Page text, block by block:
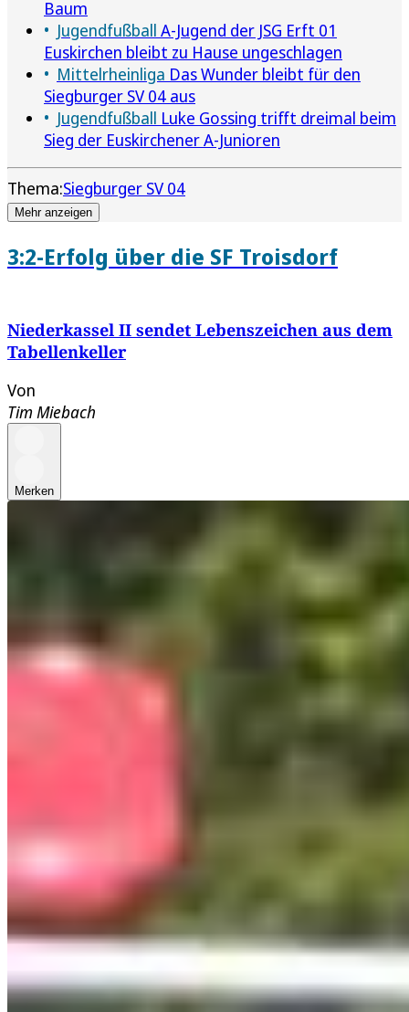
Baum
Jugendfußball A-Jugend der JSG Erft 01
Euskirchen bleibt zu Hause ungeschlagen
Mittelrheinliga Das Wunder bleibt für den
Siegburger SV 04 aus
Jugendfußball Luke Gossing trifft dreimal beim
Sieg der Euskirchener A-Junioren
Thema:Siegburger SV 04
Mehr anzeigen
3:2-Erfolg über die SF Troisdorf
Niederkassel II sendet Lebenszeichen aus dem
Tabellenkeller
Von
Tim Miebach
Merken